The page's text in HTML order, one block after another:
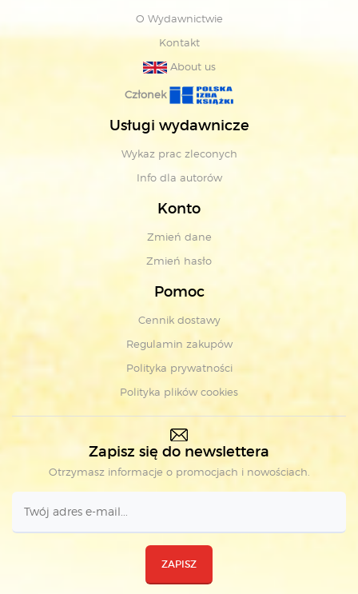
O Wydawnictwie
Kontakt
About us
Członek
Usługi wydawnicze
Wykaz prac zleconych
Info dla autorów
Konto
Zmień dane
Zmień hasło
Pomoc
Cennik dostawy
Regulamin zakupów
Polityka prywatności
Polityka plików cookies
Zapisz się do newslettera
Otrzymasz informacje o promocjach i nowościach.
ZAPISZ